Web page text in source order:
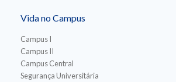
Vida no Campus
Campus I
Campus II
Campus Central
Segurança Universitária